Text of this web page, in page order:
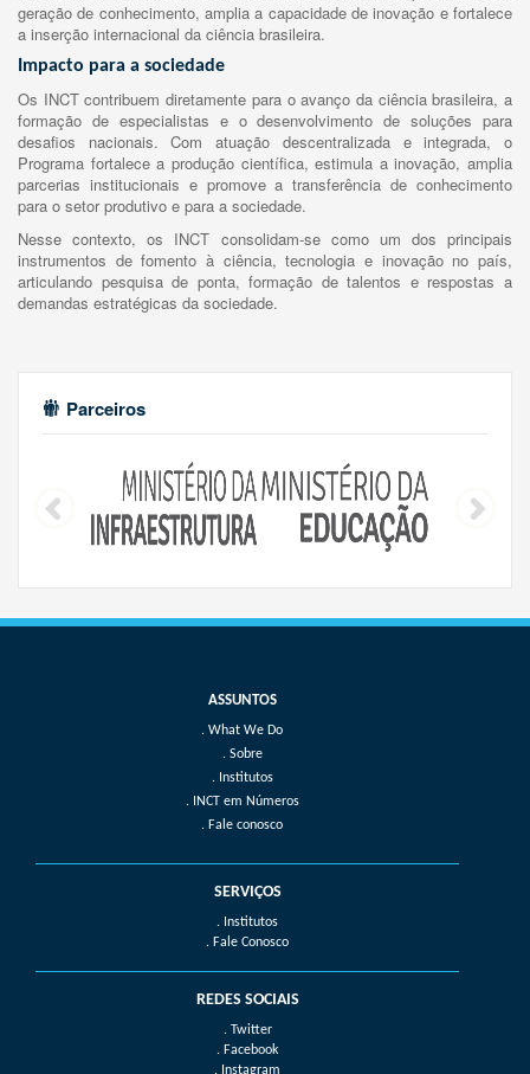
geração de conhecimento, amplia a capacidade de inovação e fortalece
a inserção internacional da ciência brasileira.
Impacto para a sociedade
Os INCT contribuem diretamente para o avanço da ciência brasileira, a
formação de especialistas e o desenvolvimento de soluções para
desafios nacionais. Com atuação descentralizada e integrada, o
Programa fortalece a produção científica, estimula a inovação, amplia
parcerias institucionais e promove a transferência de conhecimento
para o setor produtivo e para a sociedade.
Nesse contexto, os INCT consolidam-se como um dos principais
instrumentos de fomento à ciência, tecnologia e inovação no país,
articulando pesquisa de ponta, formação de talentos e respostas a
demandas estratégicas da sociedade.
Parceiros
What We Do
Sobre
Institutos
INCT em Números
Fale conosco
SERVIÇOS
. Institutos
. Fale Conosco
REDES SOCIAIS
. Twitter
. Facebook
. Instagram